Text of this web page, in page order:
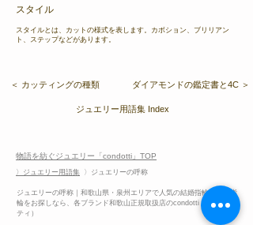
スタイル
スタイルとは、カットの様式を表します。カボション、ブリリアン
ト、ステップなどがあります。
＜ カッティングの種類 ダイアモンドの鑑定書と4C ＞
ジュエリー用語集 Index
物語を紡ぐジュエリー「condotti」TOP
〉ジュエリー用語集 〉ジュエリーの呼称
ジュエリーの呼称｜和歌山県・泉州エリアで人気の結婚指輪＆婚約指
輪をお探しなら、各ブランド和歌山正規取扱店のcondotti（コンドッ
ティ）